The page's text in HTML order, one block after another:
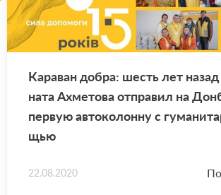
Ка­ра­ван добра: шесть лет
на­та Ах­ме­то­ва от­пра­вил на
первую ав­то­ко­лон­ну с
щью
22.08.2020